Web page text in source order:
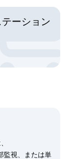
ーション
監視、または単